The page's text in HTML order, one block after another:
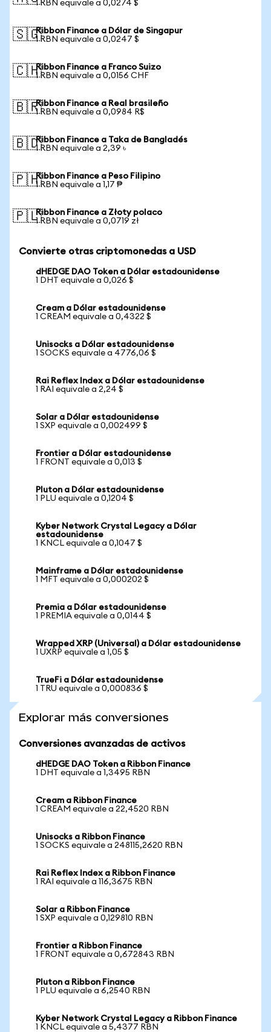
1 RBN equivale a 0,0274 $
🇸🇬Ribbon Finance a Dólar de Singapur
1 RBN equivale a 0,0247 $
🇨🇭Ribbon Finance a Franco Suizo
1 RBN equivale a 0,0156 CHF
🇧🇷Ribbon Finance a Real brasileño
1 RBN equivale a 0,0984 R$
🇧🇩Ribbon Finance a Taka de Bangladés
1 RBN equivale a 2,39 ৳
🇵🇭Ribbon Finance a Peso Filipino
1 RBN equivale a 1,17 ₱
🇵🇱Ribbon Finance a Złoty polaco
1 RBN equivale a 0,0719 zł
Convierte otras criptomonedas a USD
dHEDGE DAO Token a Dólar estadounidense
1 DHT equivale a 0,026 $
Cream a Dólar estadounidense
1 CREAM equivale a 0,4322 $
Unisocks a Dólar estadounidense
1 SOCKS equivale a 4776,06 $
Rai Reflex Index a Dólar estadounidense
1 RAI equivale a 2,24 $
Solar a Dólar estadounidense
1 SXP equivale a 0,002499 $
Frontier a Dólar estadounidense
1 FRONT equivale a 0,013 $
Pluton a Dólar estadounidense
1 PLU equivale a 0,1204 $
Kyber Network Crystal Legacy a Dólar
estadounidense
1 KNCL equivale a 0,1047 $
Mainframe a Dólar estadounidense
1 MFT equivale a 0,000202 $
Premia a Dólar estadounidense
1 PREMIA equivale a 0,0144 $
Wrapped XRP (Universal) a Dólar estadounidense
1 UXRP equivale a 1,05 $
TrueFi a Dólar estadounidense
1 TRU equivale a 0,000836 $
Explorar más conversiones
Conversiones avanzadas de activos
dHEDGE DAO Token a Ribbon Finance
1 DHT equivale a 1,3495 RBN
Cream a Ribbon Finance
1 CREAM equivale a 22,4520 RBN
Unisocks a Ribbon Finance
1 SOCKS equivale a 248115,2620 RBN
Rai Reflex Index a Ribbon Finance
1 RAI equivale a 116,3675 RBN
Solar a Ribbon Finance
1 SXP equivale a 0,129810 RBN
Frontier a Ribbon Finance
1 FRONT equivale a 0,672843 RBN
Pluton a Ribbon Finance
1 PLU equivale a 6,2540 RBN
Kyber Network Crystal Legacy a Ribbon Finance
1 KNCL equivale a 5,4377 RBN